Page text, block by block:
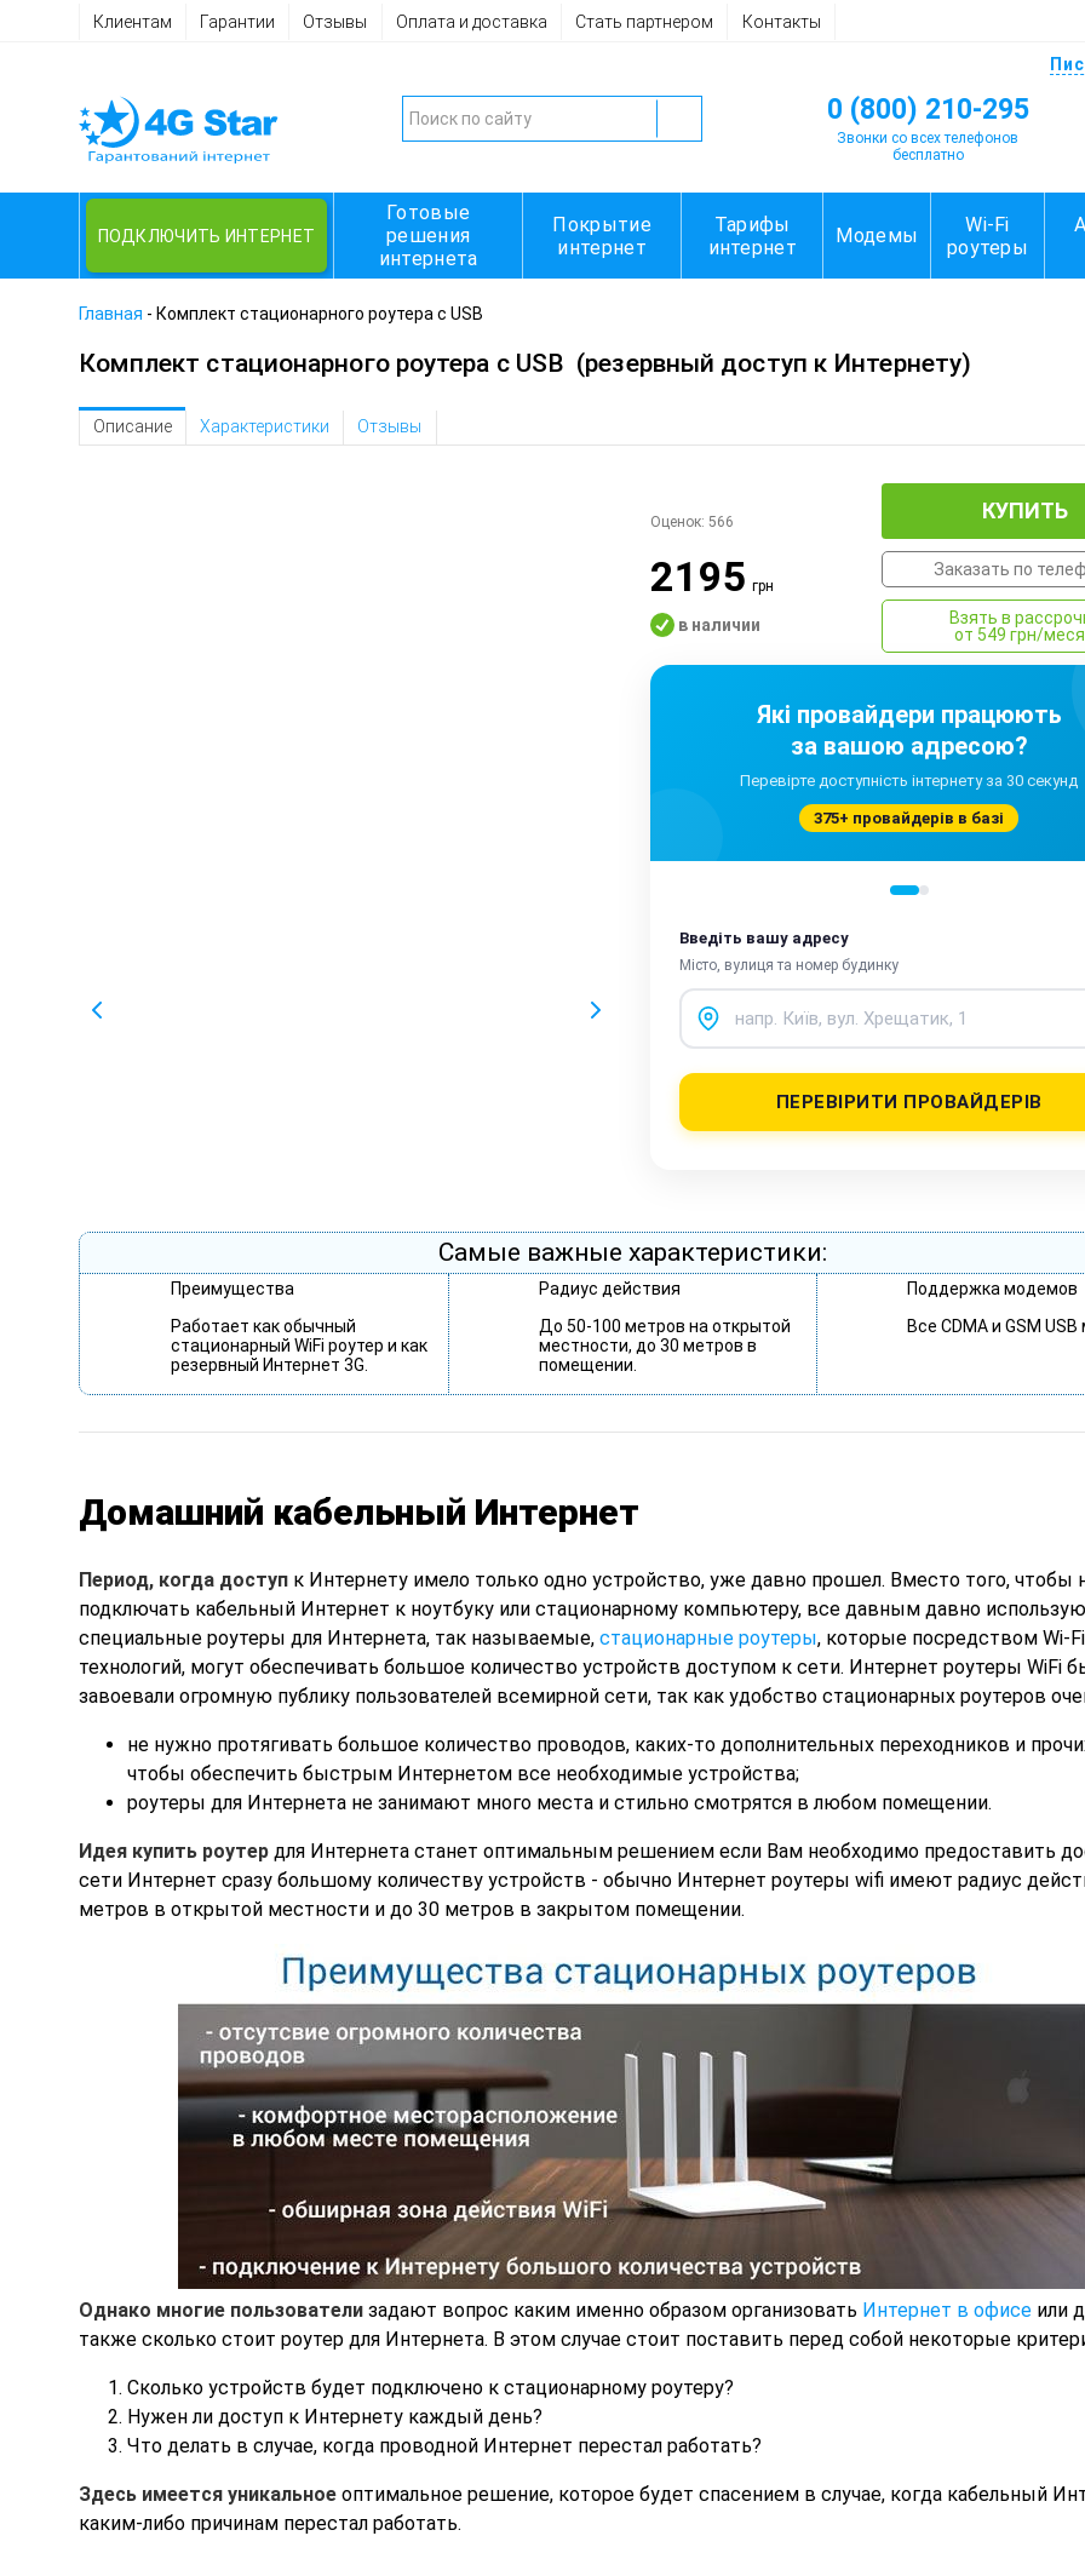
Клиентам Гарантии Отзывы Оплата и доставка Стать партнером Контакты
0 (800) 210-295
Звонки со всех телефонов
бесплатно
ПОДКЛЮЧИТЬ ИНТЕРНЕТ
Готовые
решения
интернета
Покрытие
интернет
Тарифы
интернет
Модемы
Wi-Fi
роутеры
Главная - Комплект стационарного роутера с USB
Комплект стационарного роутера с USB (резервный доступ к Интернету)
Описание Характеристики Отзывы
Оценок: 566
2195грн
в наличии
КУПИТЬ
Заказать по
Взять в
от 549 грн/
Які провайдери працюють
за вашою адресою?
Перевірте доступність інтернету за 30 секунд
375+ провайдерів в базі
Введіть вашу адресу
Місто, вулиця та номер будинку
ПЕРЕВІРИТИ ПРОВАЙДЕРІВ
Самые важные характеристики:
Преимущества
Работает как обычный
стационарный WiFi роутер и как
резервный Интернет 3G.
Радиус действия
До 50-100 метров на открытой
местности, до 30 метров в
помещении.
Поддержка модемов
Все CDMA и GSM
Домашний кабельный Интернет
Период, когда доступк Интернету имело только одно устройство, уже давно прошел. Вместо того, чтобы
подключать кабельный Интернет к ноутбуку или стационарному компьютеру, все давным давно
специальные роутеры для Интернета, так называемые, стационарные роутеры, которые посредством Wi-Fi
технологий, могут обеспечивать большое количество устройств доступом к сети. Интернет роутеры WiFi
завоевали огромную публику пользователей всемирной сети, так как удобство стационарных роутеров
не нужно протягивать большое количество проводов, каких-то дополнительных переходников и
чтобы обеспечить быстрым Интернетом все необходимые устройства;
роутеры для Интернета не занимают много места и стильно смотрятся в любом помещении.
Идея купить роутердля Интернета станет оптимальным решением если Вам необходимо предоставить
сети Интернет сразу большому количеству устройств - обычно Интернет роутеры wifi имеют радиус
метров в открытой местности и до 30 метров в закрытом помещении.
Однако многие пользователизадают вопрос каким именно образом организовать Интернет в офисеили
также сколько стоит роутер для Интернета. В этом случае стоит поставить перед собой некоторые
Сколько устройств будет подключено к стационарному роутеру?
Нужен ли доступ к Интернету каждый день?
Что делать в случае, когда проводной Интернет перестал работать?
Здесь имеется уникальноеоптимальное решение, которое будет спасением в случае, когда кабельный
каким-либо причинам перестал работать.